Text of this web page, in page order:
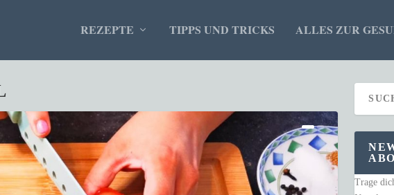
REZEPTE TIPPS UND TRICKS ALLES ZUR
Trage